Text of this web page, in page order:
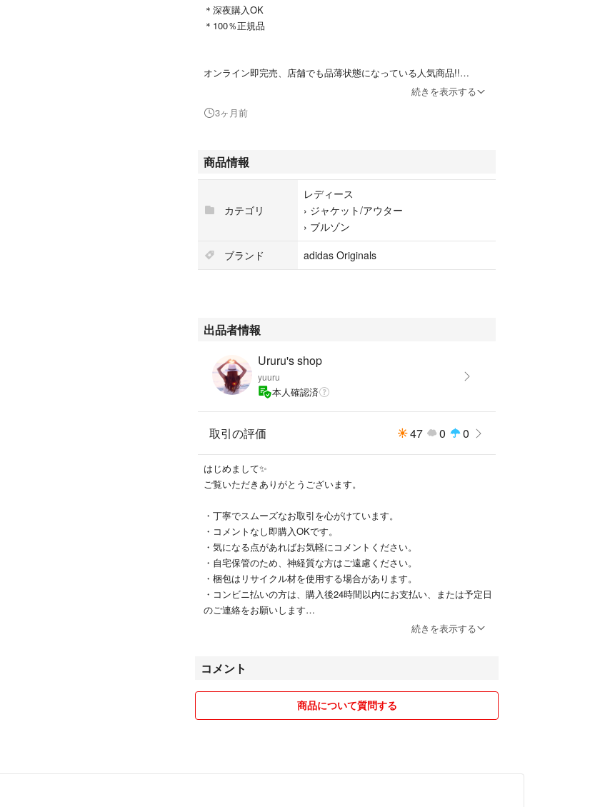
＊深夜購入OK
＊100％正規品
オンライン即完売、店舗でも品薄状態になっている人気商品!!
アディダス オリジナルスから限定商品のシアージャケット！
ト感に調節できてストレスフリーな着心地です。
【ブランド】adidas originals
【商品名】シアー ブルゾン トラックジャケット Sheer Blouson
【色】ブルー DARKMARINE
★ドロスト付き
◾︎注意事項
・すり替え防止のため、返品・交換はお受けできません。
ご質問があればお気軽にコメントください♡
人気のお品となりますので、お早めにご検討くださいませ＾＾
────────────
他にも出品中♡
────────────
#竹下玲奈
#ストリート
#限定商品
#originals
続きを表示する
3ヶ月前
商品情報
カテゴリ
レディース
› ジャケット/アウター
› ブルゾン
ブランド
adidas Originals
出品者情報
Ururu's shop
yuuru
本人確認済
取引の評価 47 0 0
はじめまして✨
ご覧いただきありがとうございます。
・丁寧でスムーズなお取引を心がけています。
・コメントなし即購入OKです。
・気になる点があればお気軽にコメントください。
・自宅保管のため、神経質な方はご遠慮ください。
・梱包はリサイクル材を使用する場合があります。
・コンビニ払いの方は、購入後24時間以内にお支払い、または予定日
のご連絡をお願いします
続きを表示する
コメント
商品について質問する